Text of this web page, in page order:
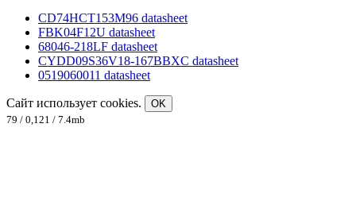
CD74HCT153M96 datasheet
FBK04F12U datasheet
68046-218LF datasheet
CYDD09S36V18-167BBXC datasheet
0519060011 datasheet
Сайт использует cookies.
OK
79 / 0,121 / 7.4mb